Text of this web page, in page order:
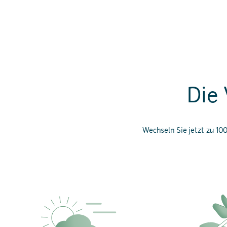
Die
Wechseln Sie jetzt zu